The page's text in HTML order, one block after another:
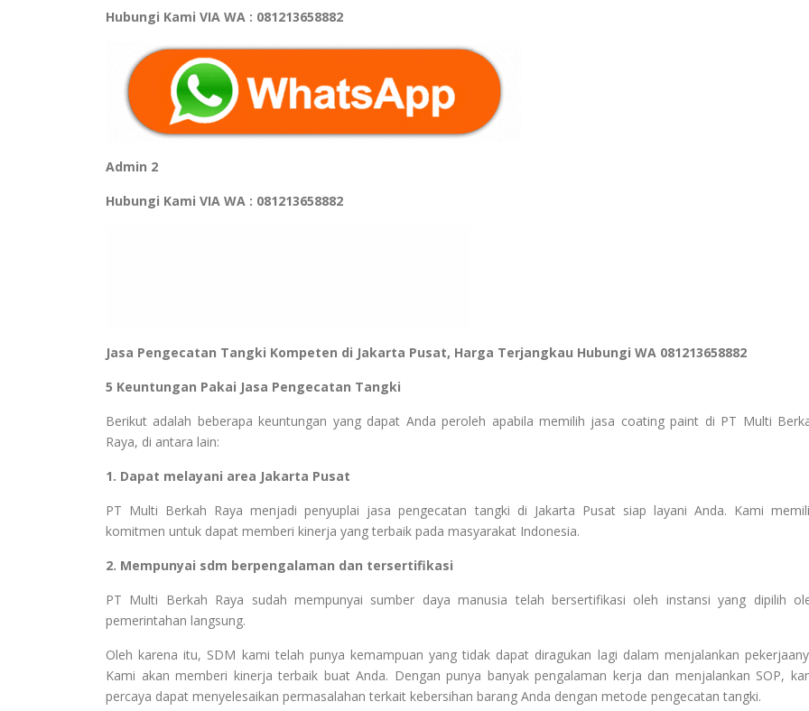
Hubungi Kami VIA WA : 081213658882
Admin 2
Hubungi Kami VIA WA : 081213658882
Jasa Pengecatan Tangki Kompeten di Jakarta Pusat, Harga Terjangkau Hubungi WA 081213658882
5 Keuntungan Pakai Jasa Pengecatan Tangki
Berikut adalah beberapa keuntungan yang dapat Anda peroleh apabila memilih jasa coating paint di PT Multi
Raya, di antara lain:
1. Dapat melayani area Jakarta Pusat
PT Multi Berkah Raya menjadi penyuplai jasa pengecatan tangki di Jakarta Pusat siap layani Anda. Kami
komitmen untuk dapat memberi kinerja yang terbaik pada masyarakat Indonesia.
2. Mempunyai sdm berpengalaman dan tersertifikasi
PT Multi Berkah Raya sudah mempunyai sumber daya manusia telah bersertifikasi oleh instansi yang dipilih
pemerintahan langsung.
Oleh karena itu, SDM kami telah punya kemampuan yang tidak dapat diragukan lagi dalam menjalankan
Kami akan memberi kinerja terbaik buat Anda. Dengan punya banyak pengalaman kerja dan menjalankan SOP,
percaya dapat menyelesaikan permasalahan terkait kebersihan barang Anda dengan metode pengecatan tangki.